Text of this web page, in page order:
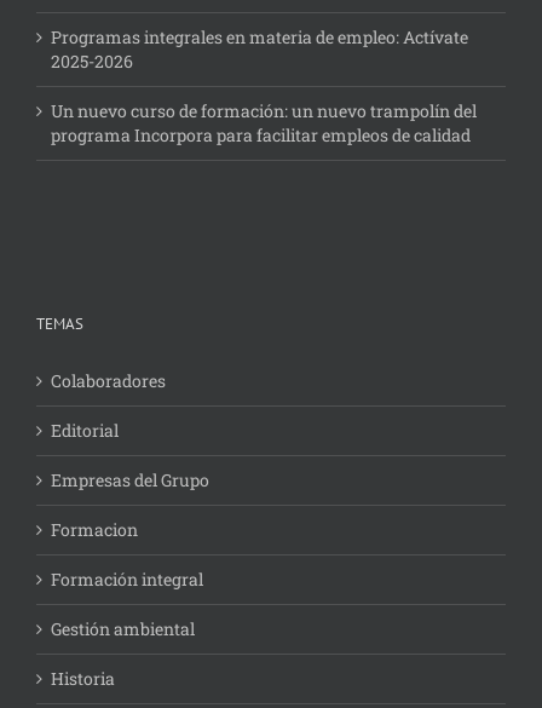
Programas integrales en materia de empleo: Actívate
2025-2026
Un nuevo curso de formación: un nuevo trampolín del
programa Incorpora para facilitar empleos de calidad
TEMAS
Colaboradores
Editorial
Empresas del Grupo
Formacion
Formación integral
Gestión ambiental
Historia